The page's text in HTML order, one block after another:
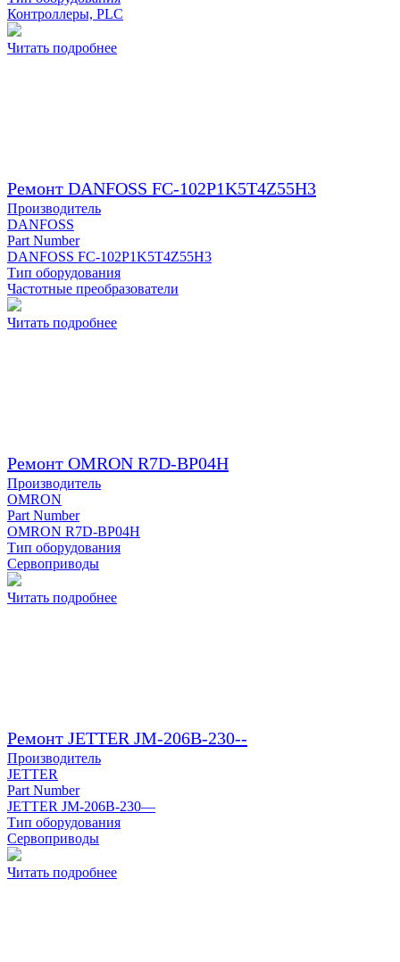
Контроллеры, PLC
Читать подробнее
Ремонт DANFOSS FC-102P1K5T4Z55H3
Производитель
DANFOSS
Part Number
DANFOSS FC-102P1K5T4Z55H3
Тип оборудования
Частотные преобразователи
Читать подробнее
Ремонт OMRON R7D-BP04H
Производитель
OMRON
Part Number
OMRON R7D-BP04H
Тип оборудования
Сервоприводы
Читать подробнее
Ремонт JETTER JM-206B-230--
Производитель
JETTER
Part Number
JETTER JM-206B-230—
Тип оборудования
Сервоприводы
Читать подробнее